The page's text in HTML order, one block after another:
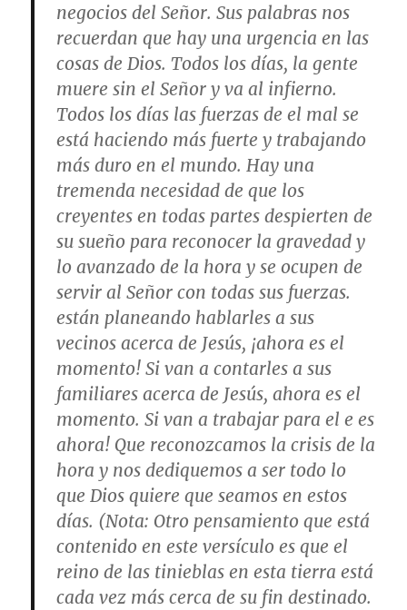
negocios del Señor. Sus palabras nos
recuerdan que hay una urgencia en las
cosas de Dios. Todos los días, la gente
muere sin el Señor y va al infierno.
Todos los días las fuerzas de el mal se
está haciendo más fuerte y trabajando
más duro en el mundo. Hay una
tremenda necesidad de que los
creyentes en todas partes despierten de
su sueño para reconocer la gravedad y
lo avanzado de la hora y se ocupen de
servir al Señor con todas sus fuerzas.
están planeando hablarles a sus
vecinos acerca de Jesús, ¡ahora es el
momento! Si van a contarles a sus
familiares acerca de Jesús, ahora es el
momento. Si van a trabajar para el e es
ahora! Que reconozcamos la crisis de la
hora y nos dediquemos a ser todo lo
que Dios quiere que seamos en estos
días. (Nota: Otro pensamiento que está
contenido en este versículo es que el
reino de las tinieblas en esta tierra está
cada vez más cerca de su fin destinado.